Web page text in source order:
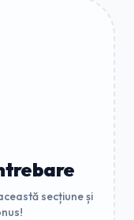
secțiune și